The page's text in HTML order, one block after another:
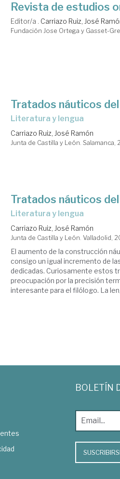
Revista de estudios
Editor/a . Carriazo Ruiz, José
Fundación Jose Ortega y Gasset-
Tratados náuticos
literatura y lengua
Carriazo Ruiz, José Ramón
Junta de Castilla y León. Salamanca,
Tratados náuticos
literatura y lengua
Carriazo Ruiz, José Ramón
Junta de Castilla y León. Valladolid,
El aumento de la construcción
consigo un igual incremento de
dedicadas. Curiosamente estos
preocupación por la precisión
interesante para el filólogo. La
BOLETÍN